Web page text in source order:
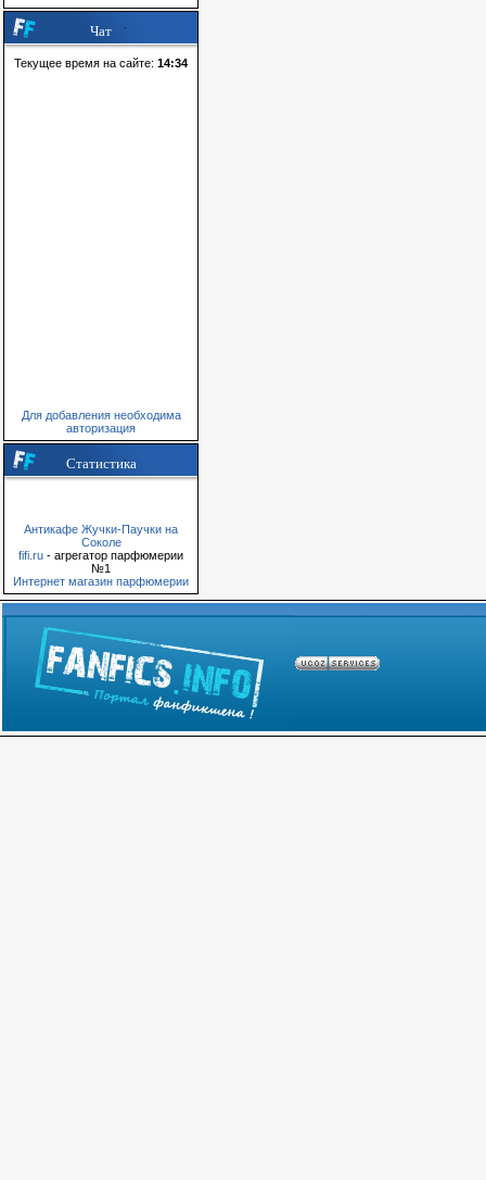
Чат
Текущее время на сайте: 14:34
Для добавления необходима
авторизация
Статистика
Антикафе Жучки-Паучки на
Соколе
fifi.ru - агрегатор парфюмерии
№1
Интернет магазин парфюмерии